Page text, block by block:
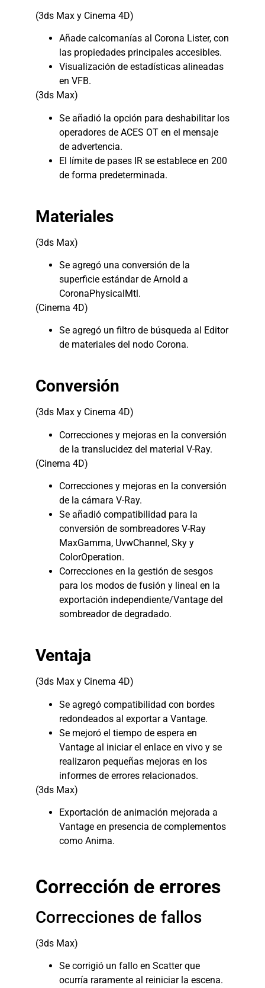
(3ds Max y Cinema 4D)
Añade calcomanías al Corona Lister, con
las propiedades principales accesibles.
Visualización de estadísticas alineadas
en VFB.
(3ds Max)
Se añadió la opción para deshabilitar los
operadores de ACES OT en el mensaje
de advertencia.
El límite de pases IR se establece en 200
de forma predeterminada.
Materiales
(3ds Max)
Se agregó una conversión de la
superficie estándar de Arnold a
CoronaPhysicalMtl.
(Cinema 4D)
Se agregó un filtro de búsqueda al Editor
de materiales del nodo Corona.
Conversión
(3ds Max y Cinema 4D)
Correcciones y mejoras en la conversión
de la translucidez del material V-Ray.
(Cinema 4D)
Correcciones y mejoras en la conversión
de la cámara V-Ray.
Se añadió compatibilidad para la
conversión de sombreadores V-Ray
MaxGamma, UvwChannel, Sky y
ColorOperation.
Correcciones en la gestión de sesgos
para los modos de fusión y lineal en la
exportación independiente/Vantage del
sombreador de degradado.
Ventaja
(3ds Max y Cinema 4D)
Se agregó compatibilidad con bordes
redondeados al exportar a Vantage.
Se mejoró el tiempo de espera en
Vantage al iniciar el enlace en vivo y se
realizaron pequeñas mejoras en los
informes de errores relacionados.
(3ds Max)
Exportación de animación mejorada a
Vantage en presencia de complementos
como Anima.
Corrección de errores
Correcciones de fallos
(3ds Max)
Se corrigió un fallo en Scatter que
ocurría raramente al reiniciar la escena.